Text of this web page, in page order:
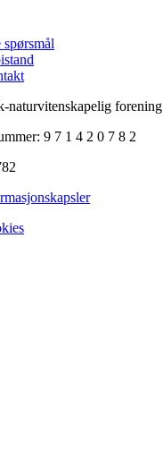
naturvitenskapelig forening
9 7 1 4 2 0 7 8 2